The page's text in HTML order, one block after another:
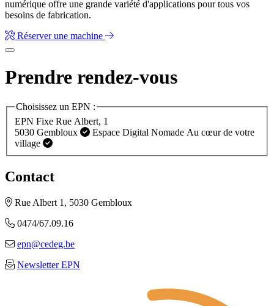
numérique offre une grande variété d'applications pour tous vos
besoins de fabrication.
Réserver une machine
Prendre rendez-vous
Choisissez un EPN :
EPN Fixe Rue Albert, 1
5030 Gembloux
Espace Digital Nomade Au cœur de votre
village
Contact
Rue Albert 1, 5030 Gembloux
0474/67.09.16
epn@cedeg.be
Newsletter EPN